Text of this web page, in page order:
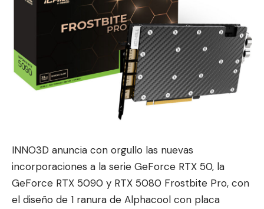
INNO3D anuncia con orgullo las nuevas
incorporaciones a la serie GeForce RTX 50, la
GeForce RTX 5090 y RTX 5080 Frostbite Pro, con
el diseño de 1 ranura de Alphacool con placa